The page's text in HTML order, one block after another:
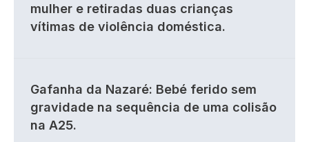
mulher e retiradas duas crianças
vítimas de violência doméstica.
Gafanha da Nazaré: Bebé ferido sem
gravidade na sequência de uma colisão
na A25.